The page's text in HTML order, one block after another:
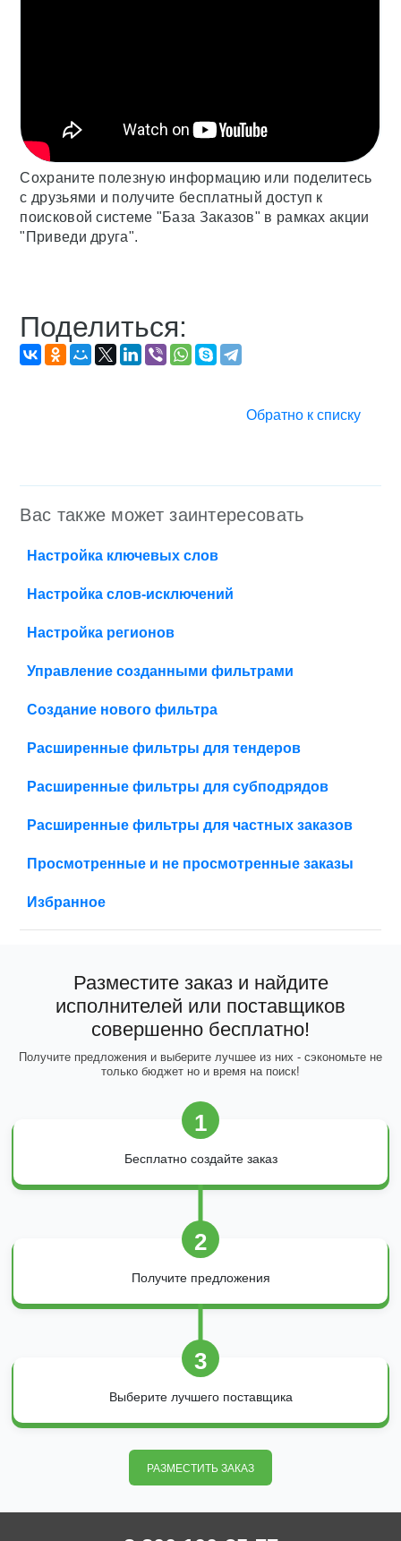
Сохраните полезную информацию или поделитесь
с друзьями и получите бесплатный доступ к
поисковой системе "База Заказов" в рамках акции
"Приведи друга".
Поделиться:
Обратно к списку
Вас также может заинтересовать
Настройка ключевых слов
Настройка слов-исключений
Настройка регионов
Управление созданными фильтрами
Создание нового фильтра
Расширенные фильтры для тендеров
Расширенные фильтры для субподрядов
Расширенные фильтры для частных заказов
Просмотренные и не просмотренные заказы
Избранное
Разместите заказ и найдите
исполнителей или поставщиков
совершенно бесплатно!
Получите предложения и выберите лучшее из них - сэкономьте не
только бюджет но и время на поиск!
1
Бесплатно создайте заказ
2
Получите предложения
3
Выберите лучшего поставщика
РАЗМЕСТИТЬ ЗАКАЗ